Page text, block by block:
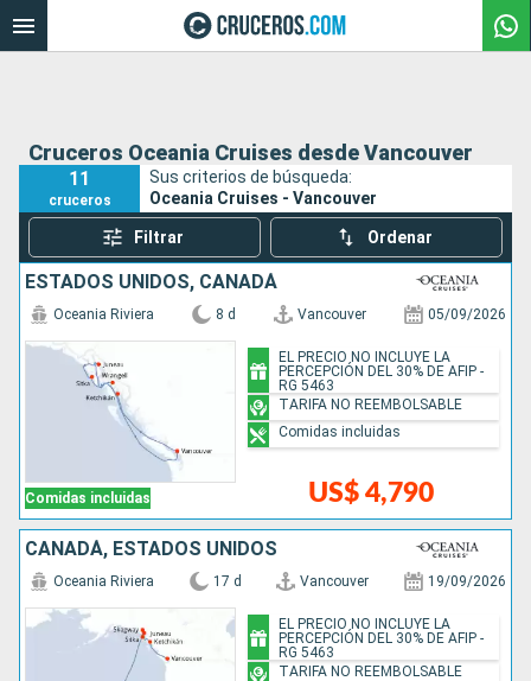
Cruceros Oceania Cruises desde Vancouver
11
cruceros
Sus criterios de búsqueda:
Oceania Cruises - Vancouver
Filtrar Ordenar
ESTADOS UNIDOS, CANADÁ
Comidas incluidas
Oceania Riviera 8 d Vancouver 05/09/2026
US$ 4,790
EL PRECIO NO INCLUYE LA
PERCEPCIÓN DEL 30% DE AFIP -
RG 5463
TARIFA NO REEMBOLSABLE
Comidas incluidas
CANADÁ, ESTADOS UNIDOS
Oceania Riviera 17 d Vancouver 19/09/2026
EL PRECIO NO INCLUYE LA
PERCEPCIÓN DEL 30% DE AFIP -
RG 5463
TARIFA NO REEMBOLSABLE